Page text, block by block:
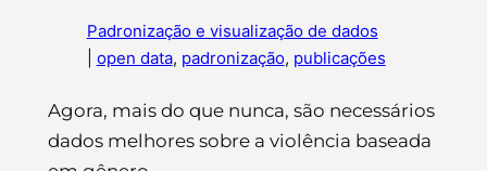
Padronização e visualização de dados
open data, padronização, publicações
Agora, mais do que nunca, são necessários
dados melhores sobre a violência baseada